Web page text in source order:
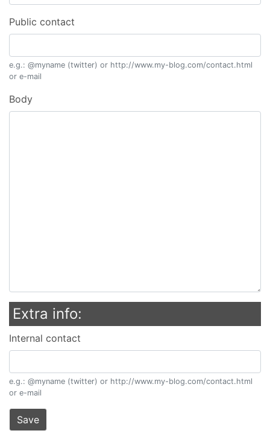
Public contact
e.g.: @myname (twitter) or http://www.my-blog.com/contact.html
or e-mail
Body
Extra info:
Internal contact
e.g.: @myname (twitter) or http://www.my-blog.com/contact.html
or e-mail